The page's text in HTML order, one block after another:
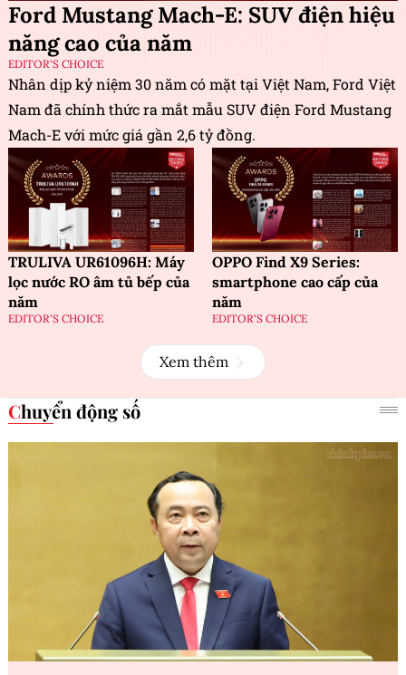
Ford Mustang Mach-E: SUV điện hiệu
năng cao của năm
EDITOR'S CHOICE
Nhân dịp kỷ niệm 30 năm có mặt tại Việt Nam, Ford Việt
Nam đã chính thức ra mắt mẫu SUV điện Ford Mustang
Mach-E với mức giá gần 2,6 tỷ đồng.
TRULIVA UR61096H: Máy
lọc nước RO âm tủ bếp của
năm
EDITOR'S CHOICE
OPPO Find X9 Series:
smartphone cao cấp của
năm
EDITOR'S CHOICE
Xem thêm
Chuyển động số